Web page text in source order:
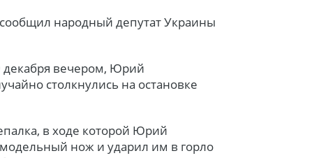
народный депутат Украины
декабря вечером, Юрий
столкнулись на остановке
в ходе которой Юрий
нож и ударил им в горло